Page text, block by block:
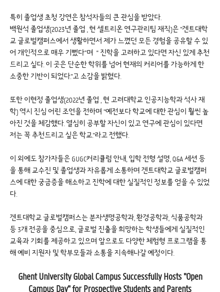
특히 졸업생 초청 강연은 참석자들의 큰 관심을 받았다.
백원석 졸업생(2023년 졸업 , 현 셀트리온 연구관리팀 재직)은 "겐트대학
교 글로벌캠퍼스에서 생활하면서 제가 느꼈던 모든 경험을 공유할 수 있
어 개인적으로 매우 기뻤다”며 “ 진학을 고려하고 있다면 자신 있게 추천
드리고 싶다. 이 곳은 단순한 학위를 넘어 현재의 커리어를 가능하게 한
소중한 기반이 되었다."고 소감을 밝혔다.
또한 이현정 졸업생(2022년 졸업 , 현 고려대학교 인공지능학과 석사 재
학) 역시 진심 어린 조언을 전하며 "예전보다 학교에 대한 관심이 훨씬 높
아진 것을 체감했다. 열심히 공부할 자신이 있고 연구에 관심이 있다면
저는 꼭 추천드리고 싶은 학교."라고 전했다.
이 외에도 참가자들은 GUGC커리큘럼 안내, 입학 전형 설명, Q&A 세션 등
을 통해 교수진 및 졸업생과 자유롭게 소통하며 겐트대학교 글로벌캠퍼
스에 대한 궁금증을 해소하고 진학에 대한 실질적인 정보를 얻을 수 있었
다.
겐트대학교 글로벌캠퍼스는 분자생명공학과, 환경공학과, 식품공학과
등 3개 전공을 중심으로, 글로벌 진출을 희망하는 학생들에게 실질적인
교육과 기회를 제공하고 있으며 앞으로도 다양한 체험형 프로그램을 통
해 예비 지원자 및 학부모들과 소통을 지속해나갈 예정이다.
Ghent University Global Campus Successfully Hosts "Open
Campus Day" for Prospective Students and Parents